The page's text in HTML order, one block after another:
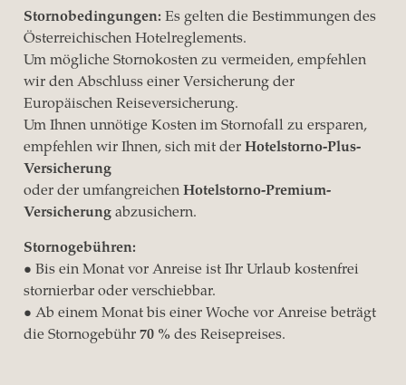
Stornobedingungen: Es gelten die Bestimmungen des
Österreichischen Hotelreglements.
Um mögliche Stornokosten zu vermeiden, empfehlen
wir den Abschluss einer Versicherung der
Europäischen Reiseversicherung.
Um Ihnen unnötige Kosten im Stornofall zu ersparen,
empfehlen wir Ihnen, sich mit der Hotelstorno-Plus-
Versicherung
oder der umfangreichen Hotelstorno-Premium-
Versicherungabzusichern.
Stornogebühren:
• Bis ein Monat vor Anreise ist Ihr Urlaub kostenfrei
stornierbar oder verschiebbar.
• Ab einem Monat bis einer Woche vor Anreise beträgt
die Stornogebühr 70 %des Reisepreises.